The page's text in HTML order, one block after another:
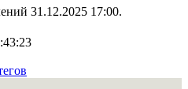
31.12.2025 17:00.